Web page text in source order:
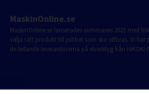
MaskinOnline.se
MaskinOnline.se lanserades sommaren 2021 med
välja rätt produkt till jobbet som ska utföras. Vi har
de ledande leverantörerna på elverktyg från HiKOKI